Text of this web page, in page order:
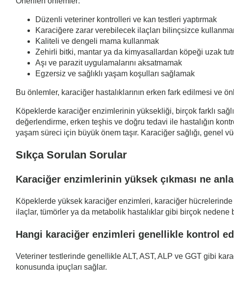
Düzenli veteriner kontrolleri ve kan testleri yaptırmak
Karaciğere zarar verebilecek ilaçları bilinçsizce
Kaliteli ve dengeli mama kullanmak
Zehirli bitki, mantar ya da kimyasallardan köpeği uzak
Aşı ve parazit uygulamalarını aksatmamak
Egzersiz ve sağlıklı yaşam koşulları sağlamak
Bu önlemler, karaciğer hastalıklarının erken fark edilmesi ve
Köpeklerde karaciğer enzimlerinin yüksekliği, birçok farklı
değerlendirme, erken teşhis ve doğru tedavi ile hastalığın
yaşam süreci için büyük önem taşır. Karaciğer sağlığı, genel
Sıkça Sorulan Sorular
Karaciğer enzimlerinin yüksek çıkması ne
Köpeklerde yüksek karaciğer enzimleri, karaciğer hücrelerinde
ilaçlar, tümörler ya da metabolik hastalıklar gibi birçok nedene
Hangi karaciğer enzimleri genellikle kontrol
Veteriner testlerinde genellikle ALT, AST, ALP ve GGT gibi
konusunda ipuçları sağlar.